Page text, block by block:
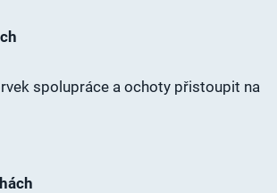
spolupráce a ochoty přistoupit na